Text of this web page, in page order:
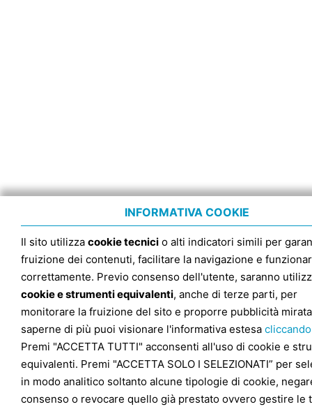
INFORMATIVA COOKIE
Il sito utilizza cookie tecnici o alti indicatori simili per
fruizione dei contenuti, facilitare la navigazione e
correttamente. Previo consenso dell'utente, saranno
cookie e strumenti equivalenti, anche di terze parti, per
monitorare la fruizione del sito e proporre pubblicità
saperne di più puoi visionare l'informativa estesa
Premi "ACCETTA TUTTI" acconsenti all'uso di cookie e
equivalenti. Premi "ACCETTA SOLO I SELEZIONATI” per
in modo analitico soltanto alcune tipologie di cookie,
consenso o revocare quello già prestato ovvero gestire le